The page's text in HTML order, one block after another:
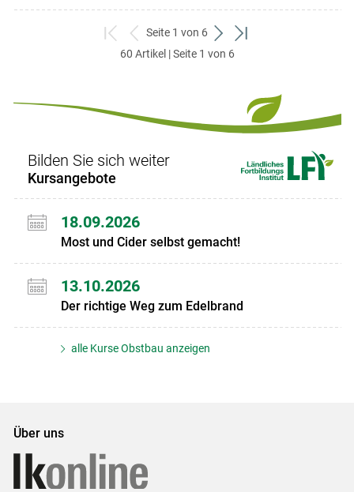
zum
ersten
zurück
zum
Seite 1 von 6
weiter
zum
zum
60 Artikel | Seite 1 von 6
Bilden Sie sich weiter
Kursangebote
18.09.2026
Most und Cider selbst gemacht!
13.10.2026
Der richtige Weg zum Edelbrand
alle Kurse Obstbau anzeigen
Über uns